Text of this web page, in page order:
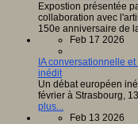
Expostion présentée
collaboration avec
150e anniversaire de
Feb 17 2026
IA conversationnelle
inédit
Un débat européen
février à Strasbourg,
plus...
Feb 13 2026